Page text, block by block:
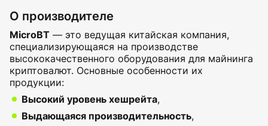
О производителе
MicroBT — это ведущая китайская компания,
специализирующаяся на производстве
высококачественного оборудования для майнинга
криптовалют. Основные особенности их
продукции:
Высокий уровень хешрейта,
Выдающаяся производительность,